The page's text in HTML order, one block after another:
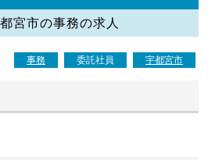
宮市の事務の求人
事務 委託社員 宇都宮市